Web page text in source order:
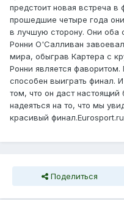
предстоит новая встреча
прошедшие четыре года
в лучшую сторону. Они оба
Ронни О'Салливан
мира, обыграв Картера с
Ронни является
способен выиграть финал.
том, что он даст настоящий
надеяться на то, что мы
красивый финал.Eurosport.ru
Поделиться